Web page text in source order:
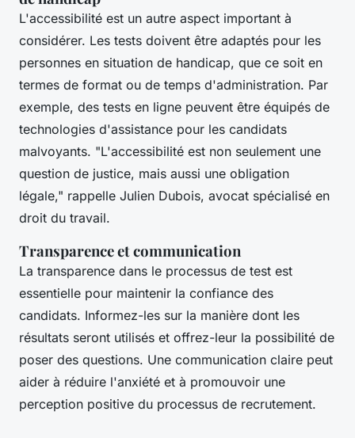
L'accessibilité est un autre aspect important à
considérer. Les tests doivent être adaptés pour les
personnes en situation de handicap, que ce soit en
termes de format ou de temps d'administration. Par
exemple, des tests en ligne peuvent être équipés de
technologies d'assistance pour les candidats
malvoyants. "L'accessibilité est non seulement une
question de justice, mais aussi une obligation
légale," rappelle Julien Dubois, avocat spécialisé en
droit du travail.
Transparence et communication
La transparence dans le processus de test est
essentielle pour maintenir la confiance des
candidats. Informez-les sur la manière dont les
résultats seront utilisés et offrez-leur la possibilité de
poser des questions. Une communication claire peut
aider à réduire l'anxiété et à promouvoir une
perception positive du processus de recrutement.